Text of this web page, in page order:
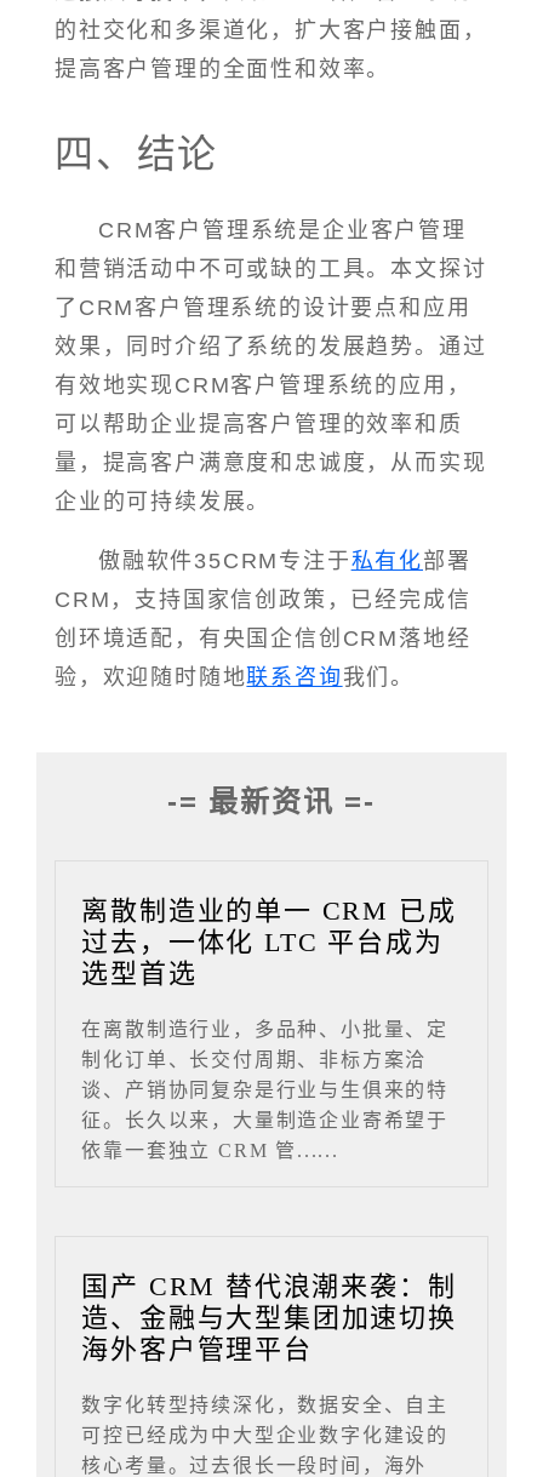
的社交化和多渠道化，扩大客户接触面，
提高客户管理的全面性和效率。
四、结论
CRM客户管理系统是企业客户管理
和营销活动中不可或缺的工具。本文探讨
了CRM客户管理系统的设计要点和应用
效果，同时介绍了系统的发展趋势。通过
有效地实现CRM客户管理系统的应用，
可以帮助企业提高客户管理的效率和质
量，提高客户满意度和忠诚度，从而实现
企业的可持续发展。
傲融软件35CRM专注于私有化部署
CRM，支持国家信创政策，已经完成信
创环境适配，有央国企信创CRM落地经
验，欢迎随时随地联系咨询 我们。
-= 最新资讯 =-
离散制造业的单一 CRM 已成
过去，一体化 LTC 平台成为
选型首选
在离散制造行业，多品种、小批量、定
制化订单、长交付周期、非标方案洽
谈、产销协同复杂是行业与生俱来的特
征。长久以来，大量制造企业寄希望于
依靠一套独立 CRM 管......
国产 CRM 替代浪潮来袭：制
造、金融与大型集团加速切换
海外客户管理平台
数字化转型持续深化，数据安全、自主
可控已经成为中大型企业数字化建设的
核心考量。过去很长一段时间，海外